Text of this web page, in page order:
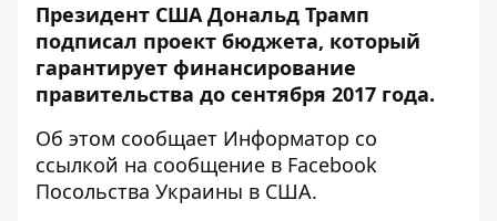
Президент США Дональд Трамп
подписал проект бюджета, который
гарантирует финансирование
правительства до сентября 2017 года.
Об этом сообщает Информатор со
ссылкой на сообщение в Facebook
Посольства Украины в США.